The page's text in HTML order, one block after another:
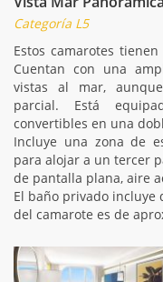
Categoría L5
Estos camarotes
Cuentan con una
vistas al mar,
parcial. Está
convertibles en una
Incluye una zona de
para alojar a un tercer
de pantalla plana, aire
El baño privado incluye
del camarote es de